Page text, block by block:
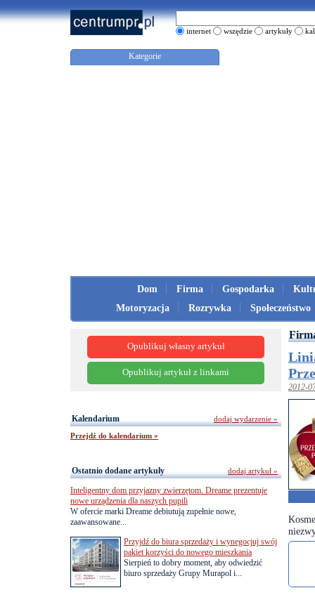
internet wszędzie artykuły
Kategorie
Dom Firma Gospodarka
Motoryzacja
Rozrywka Społeczeństwo
2012-
Opublikuj własny artykuł
Opublikuj artykuł z linkami
Kalendarium
Przejdź do kalendarium »
dodaj wydarzenie »
Ostatnio dodane artykuły
Inteligentny dom przyjazny zwierzętom. Dreame prezentuje
nowe urządzenia dla naszych pupili
W ofercie marki Dreame debiutują zupełnie nowe,
zaawansowane...
Przyjdź do biura sprzedaży i wynegocjuj swój
pakiet korzyści do nowego mieszkania
Sierpień to dobry moment, aby odwiedzić
biuro sprzedaży Grupy Murapol i...
dodaj artykuł »